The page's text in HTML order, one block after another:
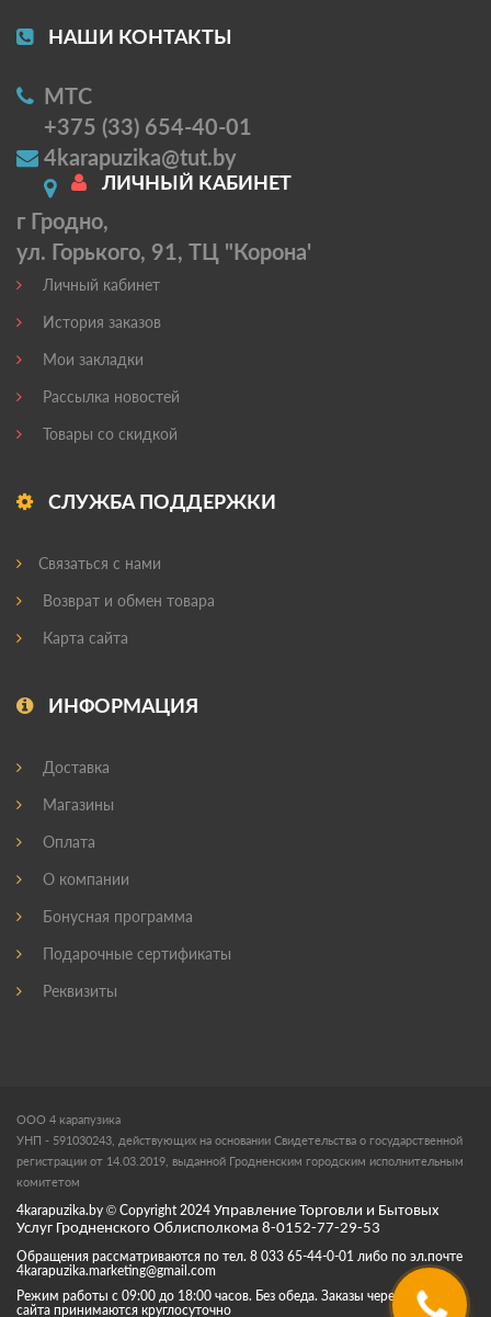
НАШИ КОНТАКТЫ
МТС
+375 (33) 654-40-01
4karapuzika@tut.by
г Гродно,
ул. Горького, 91, ТЦ "Корона'
ЛИЧНЫЙ КАБИНЕТ
Личный кабинет
История заказов
Мои закладки
Рассылка новостей
Товары со скидкой
СЛУЖБА ПОДДЕРЖКИ
Связаться с нами
Возврат и обмен товара
Карта сайта
ИНФОРМАЦИЯ
Доставка
Магазины
Оплата
О компании
Бонусная программа
Подарочные сертификаты
Реквизиты
ООО 4 карапузика
УНП - 591030243, действующих на основании Свидетельства о государственной
регистрации от 14.03.2019, выданной Гродненским городским исполнительным
комитетом
4karapuzika.by © Copyright 2024 Управление Торговли и Бытовых
Услуг Гродненского Облисполкома 8-0152-77-29-53
Обращения рассматриваются по тел. 8 033 65-44-0-01 либо по эл.почте
4karapuzika.marketing@gmail.com
Режим работы с 09:00 до 18:00 часов. Без обеда. Заказы через корзину
сайта принимаются круглосуточно